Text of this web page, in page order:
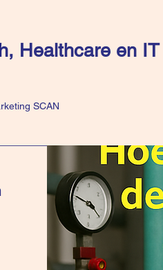
Healthcare en IT
SCAN